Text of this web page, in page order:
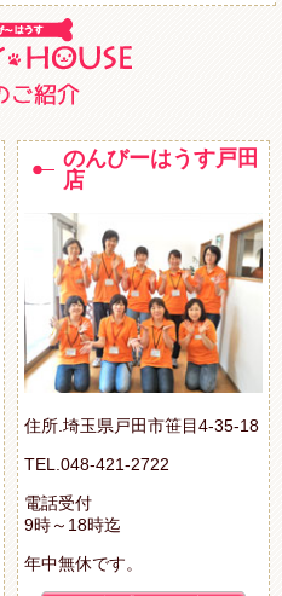
のんびーはうす戸田
店
住所.埼玉県戸田市笹目4-35-18
TEL.048-421-2722
電話受付
9時～18時迄
年中無休です。